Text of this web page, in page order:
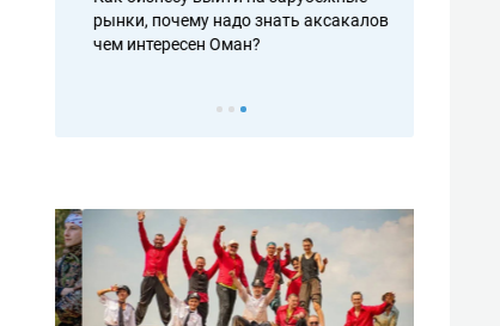
рынки, почему надо знать аксакалов и
чем интересен Оман?